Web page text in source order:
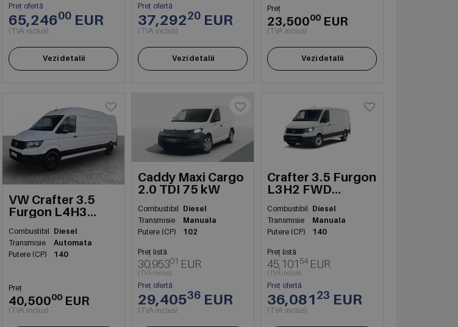
Preț ofertă
65,24600 EUR
(TVA inclus)
Vezi detalii
Preț ofertă
37,29220 EUR
(TVA inclus)
Vezi detalii
Preț
23,50000 EUR
(TVA inclus)
Vezi detalii
VW Crafter 3.5
Furgon L4H3
Combustibil Diesel
Transmisie
Automata
Putere (CP)
140
Preț
40,50000 EUR
(TVA inclus)
Caddy Maxi Cargo
2.0 TDI 75 kW
Combustibil Diesel
Transmisie
Manuala
Putere (CP)
102
Preț listă
30,95301 EUR
(TVA inclus)
Preț ofertă
29,40536 EUR
(TVA inclus)
Crafter 3.5 Furgon
L3H2 FWD
Combustibil Diesel
Transmisie
Manuala
Putere (CP)
140
Preț listă
45,101 54 EUR
(TVA inclus)
Preț ofertă
36,08123 EUR
(TVA inclus)